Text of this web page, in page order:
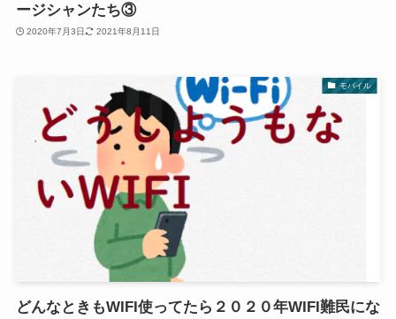
ージシャンたち③
2020年7月3日 2021年8月11日
モバイル
どんなときもWIFI使ってたら２０２０年WIFI難民にな